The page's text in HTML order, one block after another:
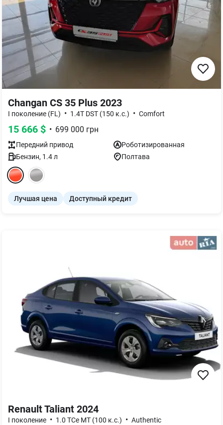
Changan CS 35 Plus 2023
I поколение (FL) • 1.4T DST (150 к.с.) • Comfort
15 666 $ • 699 000 грн
Передний привод
Роботизированная
Бензин, 1.4л Полтава
Лучшая цена Доступный кредит
Renault Taliant 2024
I поколение • 1.0 TCe MT (100 к.с.) • Authentic